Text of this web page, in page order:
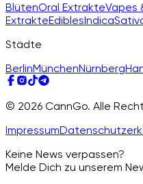
BlütenOral ExtrakteVapes
ExtrakteEdiblesIndica
Städte
BerlinMünchenNürnberg
© 2026 CannGo. Alle
Impressum
Keine News verpassen?
Melde Dich zu unserem